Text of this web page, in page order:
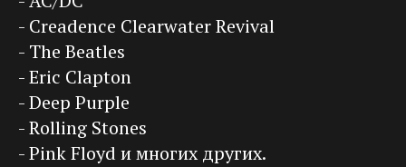
- Creadence Clearwater Revival
- The Beatles
- Eric Clapton
- Deep Purple
- Rolling Stones
- Pink Floyd и многих других.